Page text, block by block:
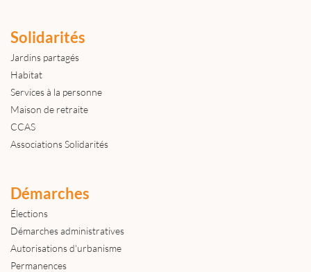
Solidarités
Jardins partagés
Habitat
Services à la personne
Maison de retraite
CCAS
Associations Solidarités
Démarches
Élections
Démarches administratives
Autorisations d'urbanisme
Permanences